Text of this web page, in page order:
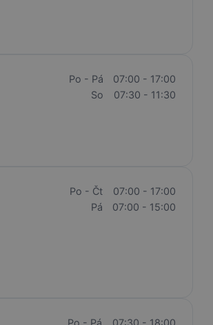
Po - Pá
07:00 - 17:00
So
07:30 - 11:30
Po - Čt
07:00 - 17:00
Pá
07:00 - 15:00
Po - Pá 07:30 - 18:00